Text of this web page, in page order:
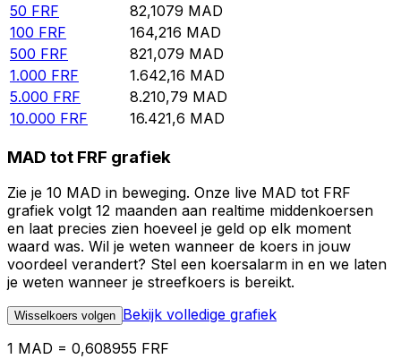
50 FRF 82,1079 MAD
100 FRF 164,216 MAD
500 FRF 821,079 MAD
1.000 FRF 1.642,16 MAD
5.000 FRF 8.210,79 MAD
10.000 FRF 16.421,6 MAD
MAD tot FRF grafiek
Zie je 10 MAD in beweging. Onze live MAD tot FRF
grafiek volgt 12 maanden aan realtime middenkoersen
en laat precies zien hoeveel je geld op elk moment
waard was. Wil je weten wanneer de koers in jouw
voordeel verandert? Stel een koersalarm in en we laten
je weten wanneer je streefkoers is bereikt.
Wisselkoers volgen Bekijk volledige grafiek
1 MAD = 0,608955 FRF